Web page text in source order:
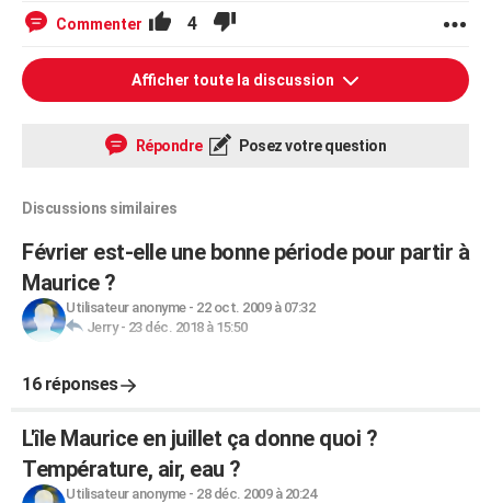
Commenter 4
Afficher toute la discussion
Répondre Posez votre question
Discussions similaires
Février est-elle une bonne période pour partir à
Maurice ?
Utilisateur anonyme- 22 oct. 2009 à 07:32
Jerry- 23 déc. 2018 à 15:50
16 réponses
L'île Maurice en juillet ça donne quoi ?
Température, air, eau ?
Utilisateur anonyme- 28 déc. 2009 à 20:24